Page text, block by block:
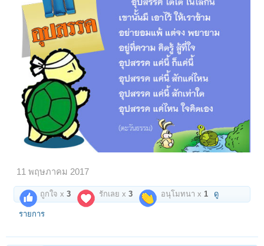
11 พฤษภาคม 2017
ถูกใจ x3 รักเลย x3 อนุโมทนา x 1 ดู
รายการ